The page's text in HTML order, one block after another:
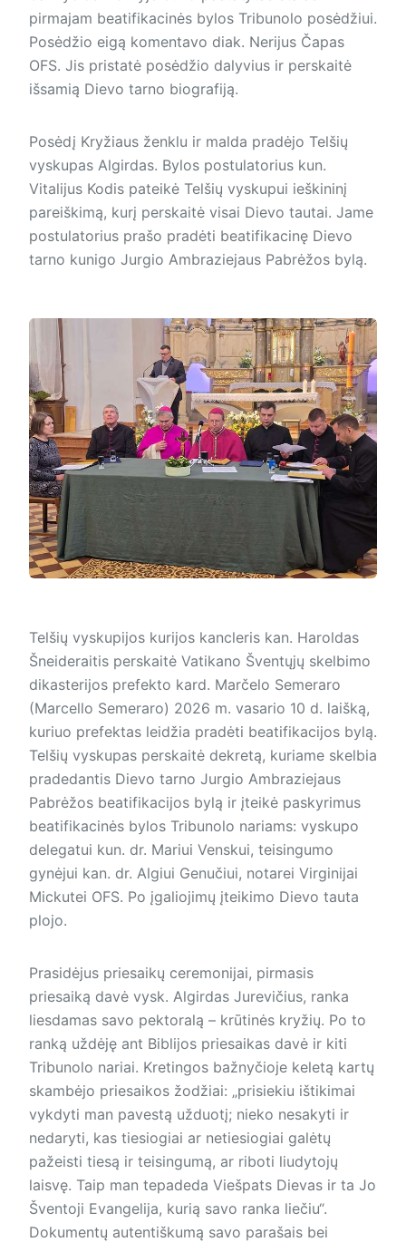
pirmajam beatifikacinės bylos Tribunolo posėdžiui.
Posėdžio eigą komentavo diak. Nerijus Čapas
OFS. Jis pristatė posėdžio dalyvius ir perskaitė
išsamią Dievo tarno biografiją.
Posėdį Kryžiaus ženklu ir malda pradėjo Telšių
vyskupas Algirdas. Bylos postulatorius kun.
Vitalijus Kodis pateikė Telšių vyskupui ieškininį
pareiškimą, kurį perskaitė visai Dievo tautai. Jame
postulatorius prašo pradėti beatifikacinę Dievo
tarno kunigo Jurgio Ambraziejaus Pabrėžos bylą.
Telšių vyskupijos kurijos kancleris kan. Haroldas
Šneideraitis perskaitė Vatikano Šventųjų skelbimo
dikasterijos prefekto kard. Marčelo Semeraro
(Marcello Semeraro) 2026 m. vasario 10 d. laišką,
kuriuo prefektas leidžia pradėti beatifikacijos bylą.
Telšių vyskupas perskaitė dekretą, kuriame skelbia
pradedantis Dievo tarno Jurgio Ambraziejaus
Pabrėžos beatifikacijos bylą ir įteikė paskyrimus
beatifikacinės bylos Tribunolo nariams: vyskupo
delegatui kun. dr. Mariui Venskui, teisingumo
gynėjui kan. dr. Algiui Genučiui, notarei Virginijai
Mickutei OFS. Po įgaliojimų įteikimo Dievo tauta
plojo.
Prasidėjus priesaikų ceremonijai, pirmasis
priesaiką davė vysk. Algirdas Jurevičius, ranka
liesdamas savo pektoralą – krūtinės kryžių. Po to
ran­ką uždėję ant Biblijos priesaikas davė ir kiti
Tribunolo nariai. Kretingos bažnyčioje keletą kartų
skambėjo priesaikos žodžiai: „prisiekiu ištikimai
vykdyti man pavestą užduotį; nieko nesakyti ir
nedaryti, kas tie­sio­giai ar netiesiogiai galėtų
pažeisti tiesą ir teisingumą, ar riboti liudytojų
laisvę. Taip man tepadeda Viešpats Dievas ir ta Jo
Šventoji Evangelija, kurią savo ranka liečiu“.
Dokumentų autentiškumą savo parašais bei